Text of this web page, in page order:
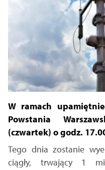
W ramach
Powstania
(czwartek) o godz.
Tego dnia zostanie
ciągły, trwający 1